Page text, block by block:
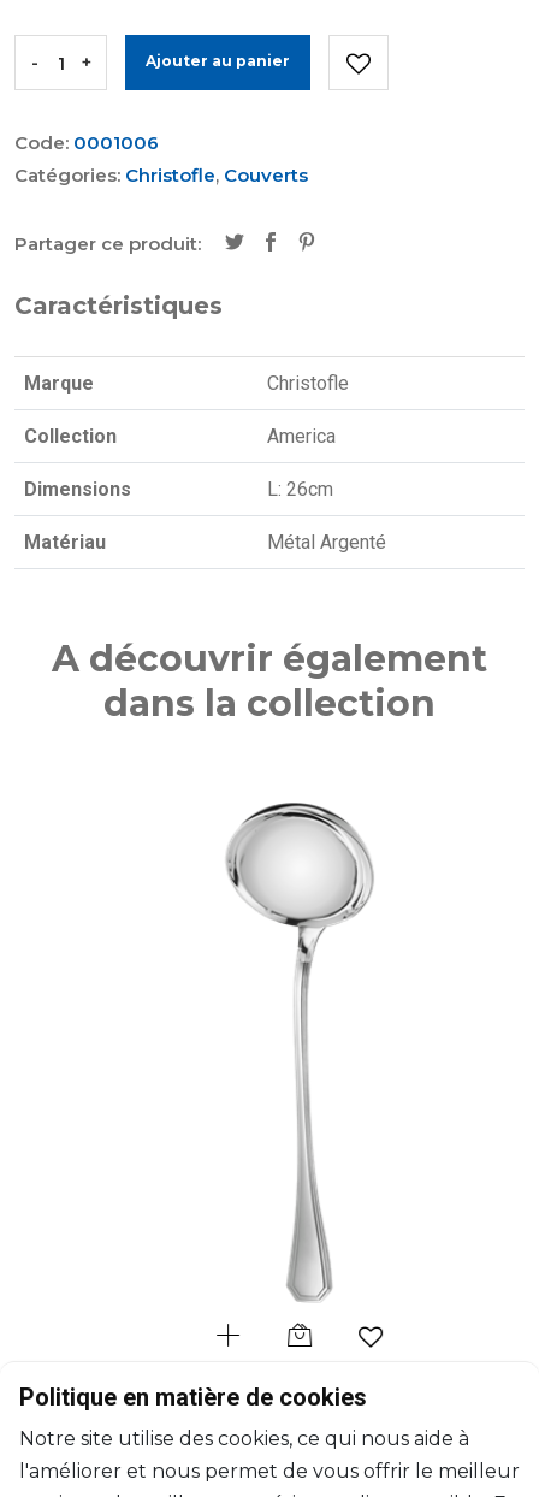
- + Ajouter au panier
Code: 0001006
Catégories: Christofle, Couverts
Partager ce produit:
Caractéristiques
Marque Christofle
Collection America
Dimensions L: 26cm
Matériau Métal Argenté
A découvrir également
dans la collection
CHRISTOFLE
Louche à potage en métal argenté
L: 28.5cm
Politique en matière de cookies
Notre site utilise des cookies, ce qui nous aide à
l'améliorer et nous permet de vous offrir le meilleur